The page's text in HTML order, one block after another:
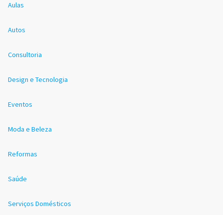
Aulas
Autos
Consultoria
Design e Tecnologia
Eventos
Moda e Beleza
Reformas
Saúde
Serviços Domésticos